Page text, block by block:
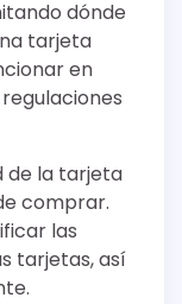
dónde
tarjeta
en
de la tarjeta
comprar.
las
tarjetas, así